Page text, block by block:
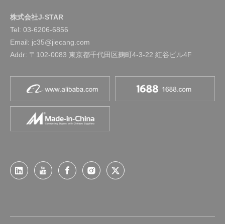
株式会社J-STAR
Tel: 03-6206-6856
Email: jc35@jiecang.com
Addr: 〒102-0083 東京都千代田区麹町4-3-22 紅谷ビル4F